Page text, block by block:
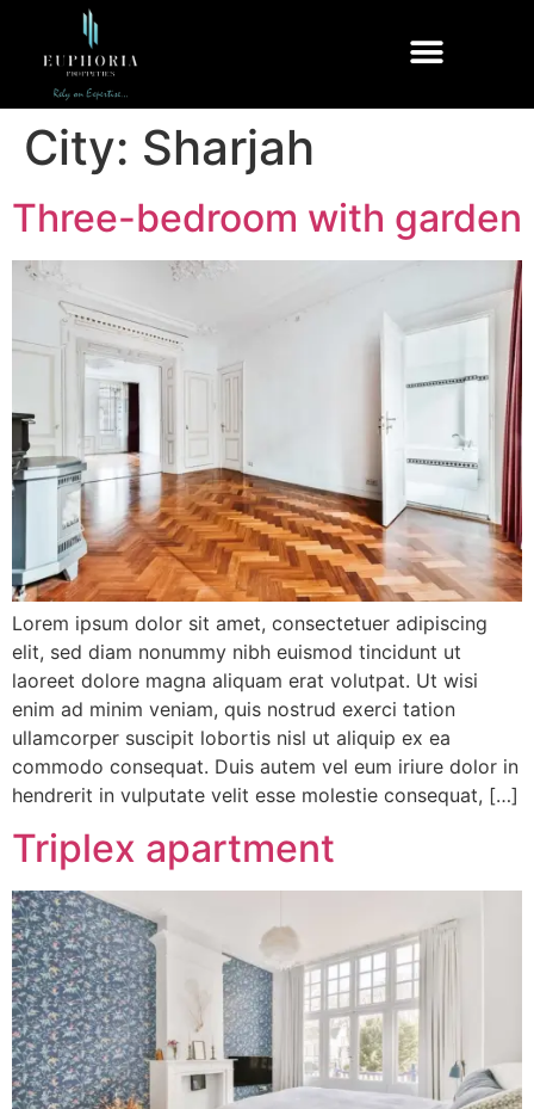
City: Sharjah
Three-bedroom with garden
Lorem ipsum dolor sit amet, consectetuer adipiscing
elit, sed diam nonummy nibh euismod tincidunt ut
laoreet dolore magna aliquam erat volutpat. Ut wisi
enim ad minim veniam, quis nostrud exerci tation
ullamcorper suscipit lobortis nisl ut aliquip ex ea
commodo consequat. Duis autem vel eum iriure dolor in
hendrerit in vulputate velit esse molestie consequat, […]
Triplex apartment